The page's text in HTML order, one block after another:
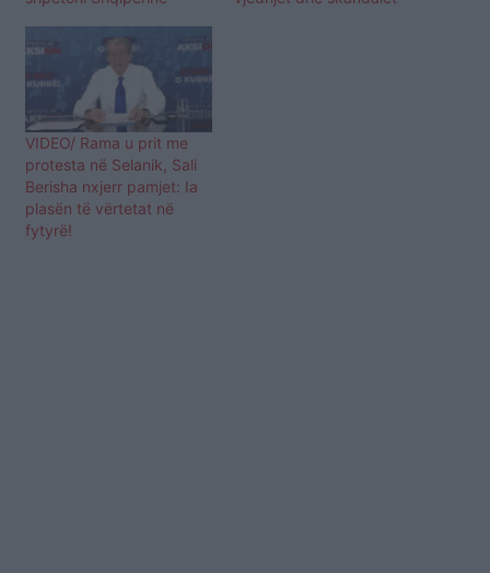
VIDEO/ Rama u prit me
protesta në Selanik, Sali
Berisha nxjerr pamjet: Ia
plasën të vërtetat në
fytyrë!